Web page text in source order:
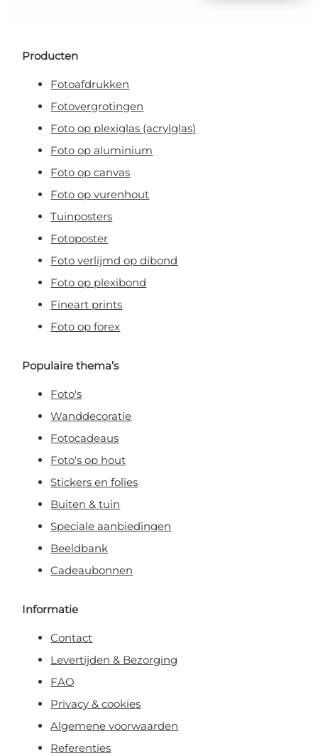
Producten
Fotoafdrukken
Fotovergrotingen
Foto op plexiglas (acrylglas)
Foto op aluminium
Foto op canvas
Foto op vurenhout
Tuinposters
Fotoposter
Foto verlijmd op dibond
Foto op plexibond
Fineart prints
Foto op forex
Populaire thema’s
Foto's
Wanddecoratie
Fotocadeaus
Foto's op hout
Stickers en folies
Buiten & tuin
Speciale aanbiedingen
Beeldbank
Cadeaubonnen
Informatie
Contact
Levertijden & Bezorging
FAQ
Privacy & cookies
Algemene voorwaarden
Referenties